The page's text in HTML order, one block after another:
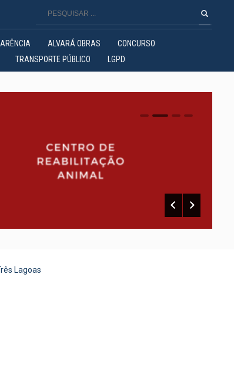
ALVARÁ OBRAS
CONCURSO
TRANSPORTE PÚBLICO LGPD
0 1 2
Lagoas